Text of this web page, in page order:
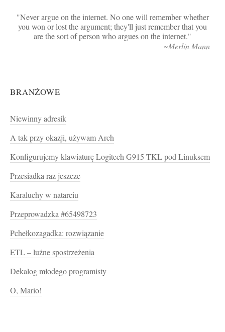
Never argue on the internet. No one will remember whether
you won or lost the argument; they'll just remember that you
are the sort of person who argues on the internet.
~Merlin Mann
BRANŻOWE
Niewinny adresik
A tak przy okazji, używam Arch
Konfigurujemy klawiaturę Logitech G915 TKL pod Linuksem
Przesiadka raz jeszcze
Karaluchy w natarciu
Przeprowadzka #65498723
Pchełkozagadka: rozwiązanie
ETL – luźne spostrzeżenia
Dekalog młodego programisty
O, Mario!